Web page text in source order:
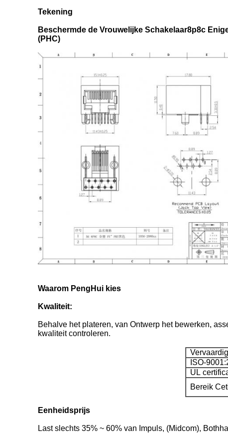
Tekening
Beschermde de Vrouwelijke Schakelaar8p8c
(PHC)
Waarom PengHui kies
Kwaliteit:
Behalve het plateren, van Ontwerp het bewerken,
kwaliteit controleren.
ISO-
UL
Bereik
Eenheidsprijs
Last slechts 35% ~ 60% van Impuls, (Midcom),